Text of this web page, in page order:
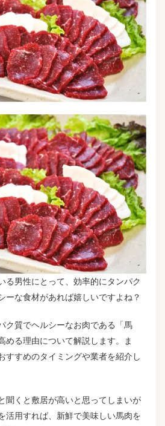
る男性にとって、効率的にタンパク
ーな食材があれば嬉しいですよね？
ク質でヘルシーなお肉である「馬
める理由について解説します。ま
すすめのタイミングや業者を紹介し
聞くと敷居が高いと思ってしまいが
活用すれば、新鮮で美味しい馬肉を